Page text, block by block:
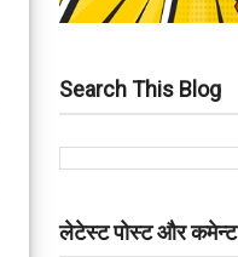
Search This Blog
लेटेस्ट पोस्ट और कमेन्ट